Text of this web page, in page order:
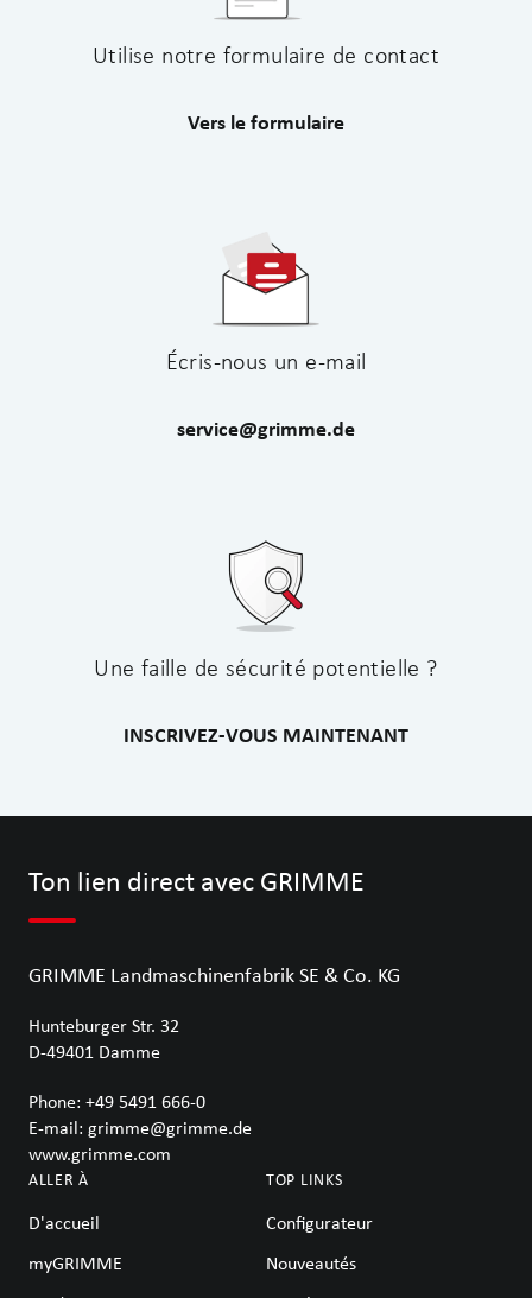
Utilise notre formulaire de contact
Vers le formulaire
Écris-nous un e-mail
service@grimme.de
Une faille de sécurité potentielle ?
INSCRIVEZ-VOUS MAINTENANT
Ton lien direct avec GRIMME
GRIMME Landmaschinenfabrik SE & Co. KG
Hunteburger Str. 32
D-49401 Damme
Phone: +49 5491 666-0
E-mail: grimme@grimme.de
www.grimme.com
ALLER À
D'accueil
myGRIMME
TOP LINKS
Configurateur
Nouveautés